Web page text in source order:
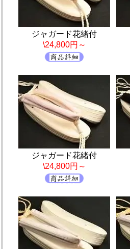
ジャガード花緒付
\24,800円～
ジャガード花緒付
\24,800円～